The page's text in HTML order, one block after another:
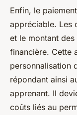
Enfin, le
appréciable. Les
et le montant
financière. Cette
personnalisation
répondant ainsi
apprenant. Il
coûts liés au